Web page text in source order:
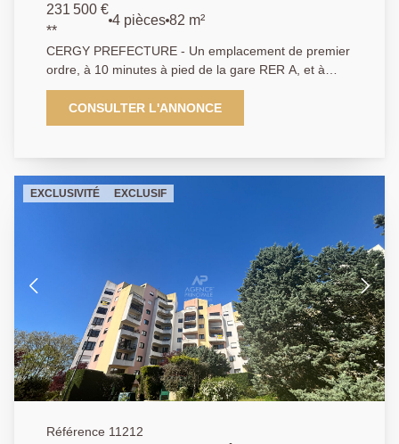
231 500 €
**
4 pièces 82 m²
CERGY PREFECTURE - Un emplacement de premier
ordre, à 10 minutes à pied de la gare RER A, et à
deux pas des universités et des écoles, dans une
belle résidence verdoyante, de belles prestations pour
cet appartement de 4 pièces à la décoration soignée
sur balcon, grande cuisine équipée avec coin repas, 3
chambres dont une avec dressing, salle de bains et
cellier indépendant. Parking en sous-sol. Local à
CONSULTER L'ANNONCE
EXCLUSIVITÉ EXCLUSIF
Référence 11212